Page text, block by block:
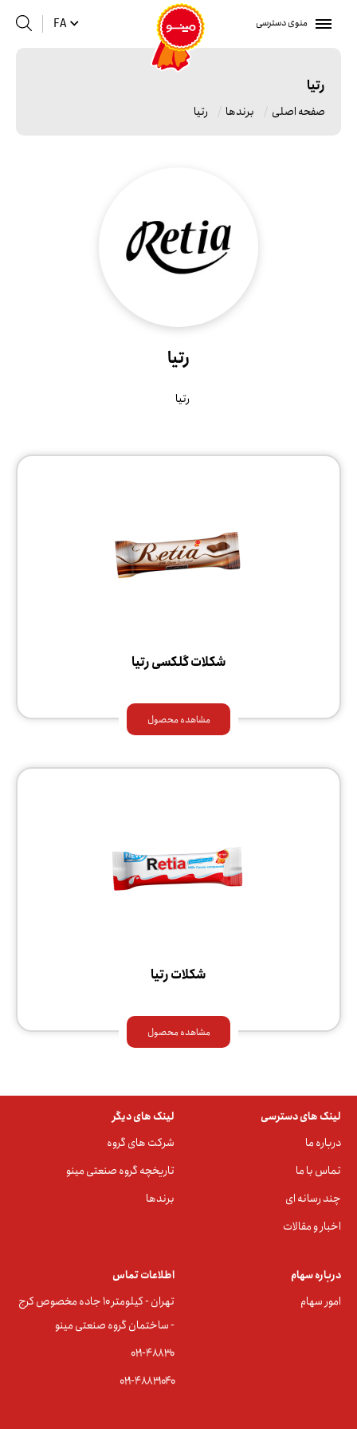
منوی دسترسی FA
رتیا
صفحه اصلی برندها رتیا
رتیا
رتیا
شکلات گلکسی رتیا
مشاهده محصول
شکلات رتیا
مشاهده محصول
لینک های دسترسی
درباره ما
تماس با ما
چند رسانه ای
اخبار و مقالات
لینک های دیگر
شرکت های گروه
تاریخچه گروه صنعتی مینو
برندها
درباره سهام
امور سهام
اطلاعات تماس
تهران - کیلومتر ۱۰ جاده مخصوص کرج
- ساختمان گروه صنعتی مینو
۰۲۱-۴۸۸۳0
۰۲۱-۴۸۸۳۱۰۴۰